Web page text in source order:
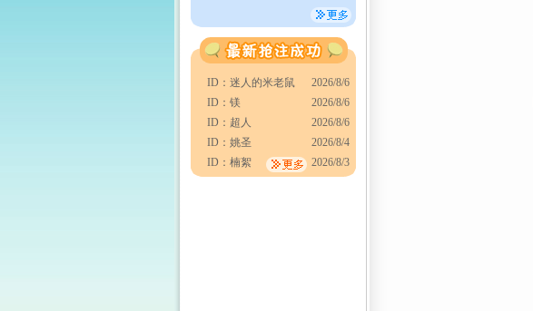
ID：迷人的米老鼠
2026/8/6
ID：镁
2026/8/6
ID：超人
2026/8/6
ID：姚圣
2026/8/4
ID：楠絮
2026/8/3